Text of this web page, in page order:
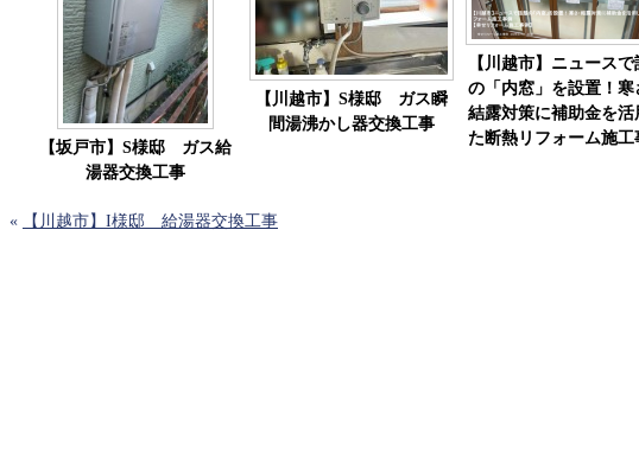
【坂戸市】S様邸 ガス給
湯器交換工事
【川越市】S様邸 ガス瞬
間湯沸かし器交換工事
【川越市】ニュースで
の「内窓」を設置！寒
結露対策に補助金を活
た断熱リフォーム施工
« 【川越市】I様邸 給湯器交換工事